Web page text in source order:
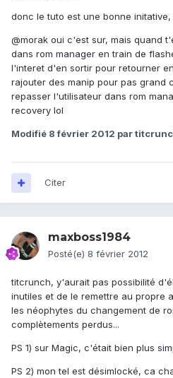
donc le tuto est une bonne
@morak oui c'est sur, mais quand
dans rom manager en train de
l'interet d'en sortir pour retourner
rajouter des manip pour pas grand
repasser l'utilisateur dans rom
recovery lol
Modifié 8 février 2012 par
Citer
maxboss1984
Posté(e) 8 février 2012
titcrunch, y'aurait pas possibilité
inutiles et de le remettre au propre
les néophytes du changement de
complètements perdus...
PS 1) sur Magic, c'était bien plus
PS 2) mon tel est désimlocké, ca